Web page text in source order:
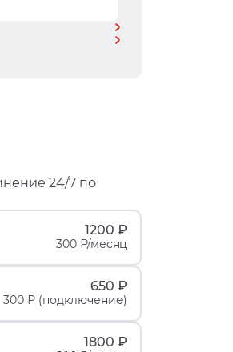
24/7 по
1200 ₽
300 ₽/месяц
650 ₽
300 ₽ (подключение)
1800 ₽